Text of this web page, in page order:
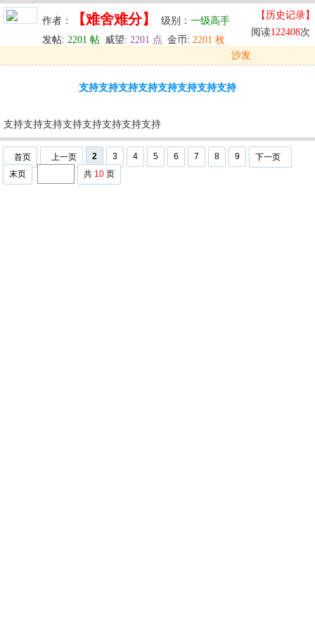
作者： 【难舍难分】 级别： 一级高手
发帖: 2201 帖 威望: 2201 点 金币: 2201 枚
【历史记录】
阅读122408次
沙发
支持支持支持支持支持支持支持支持
支持支持支持支持支持支持支持支持
首页 上一页 2 3 4 5 6 7 8 9
下一页
末页
共 10 页